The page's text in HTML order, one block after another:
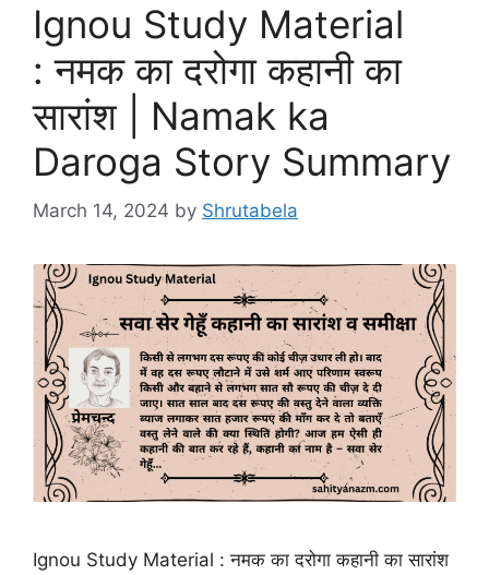
Ignou Study Material
: नमक का दरोगा कहानी का
सारांश | Namak ka
Daroga Story Summary
March 14, 2024 by Shrutabela
Ignou Study Material : नमक का दरोगा कहानी का सारांश